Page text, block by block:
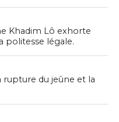
Khadim Lô exhorte
politesse légale.
rupture du jeûne et la